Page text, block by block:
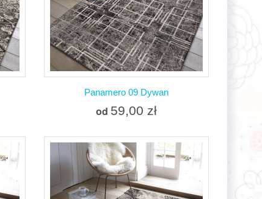
Panamero 09 Dywan
od 59,00 zł
Więcej
W magazynie